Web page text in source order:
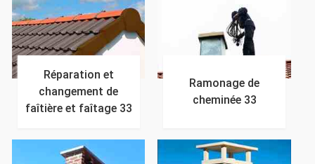
Réparation et
changement de
faîtière et faîtage 33
Ramonage de
cheminée 33